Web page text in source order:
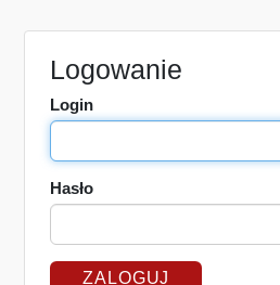
Logowanie
Login
Hasło